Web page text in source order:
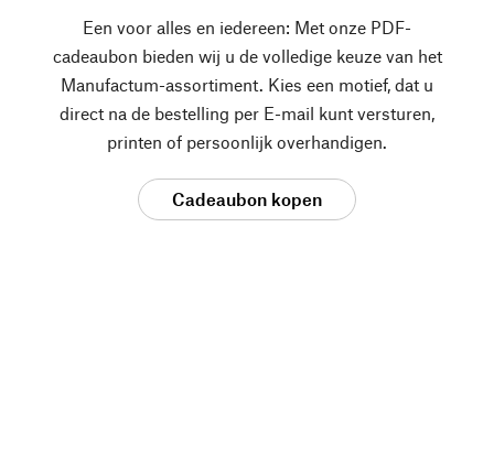
Een voor alles en iedereen: Met onze PDF-
cadeaubon bieden wij u de volledige keuze van het
Manufactum-assortiment. Kies een motief, dat u
direct na de bestelling per E-mail kunt versturen,
printen of persoonlijk overhandigen.
Cadeaubon kopen